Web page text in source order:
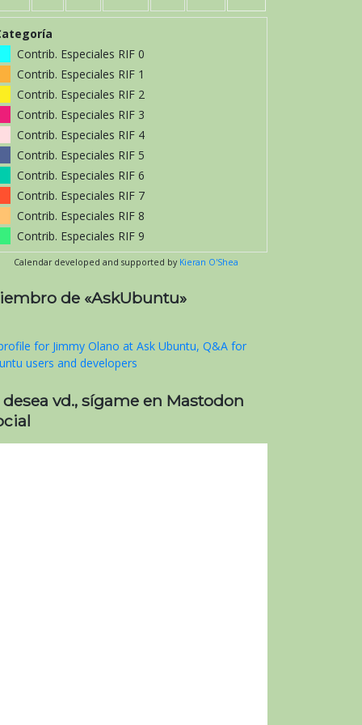
Contrib. Especiales RIF 0
Contrib. Especiales RIF 1
Contrib. Especiales RIF 2
Contrib. Especiales RIF 3
Contrib. Especiales RIF 4
Contrib. Especiales RIF 5
Contrib. Especiales RIF 6
Contrib. Especiales RIF 7
Contrib. Especiales RIF 8
Contrib. Especiales RIF 9
Calendar developed and supported by Kieran O'Shea
de «AskUbuntu»
desea vd., sígame en Mastodon